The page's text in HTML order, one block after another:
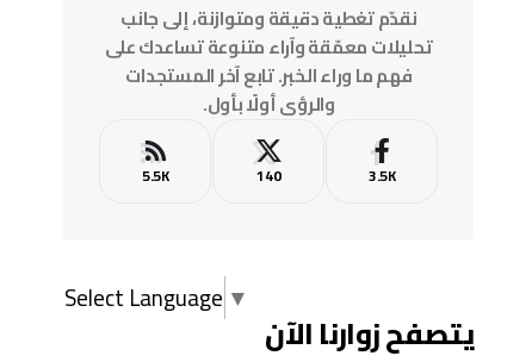
نقدّم تغطية دقيقة ومتوازنة، إلى جانب
تحليلات معمّقة وآراء متنوعة تساعدك على
فهم ما وراء الخبر. تابع آخر المستجدات
والرؤى أولًا بأول.
3.5K
140
5.5K
Select Language ▼
يتصفح زوارنا الآن